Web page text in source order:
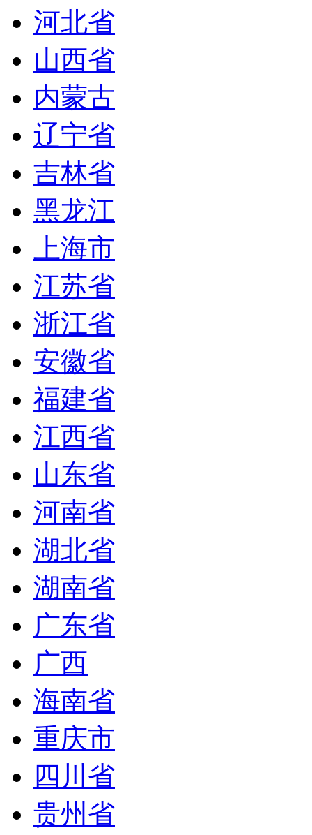
河北省
山西省
内蒙古
辽宁省
吉林省
黑龙江
上海市
江苏省
浙江省
安徽省
福建省
江西省
山东省
河南省
湖北省
湖南省
广东省
广西
海南省
重庆市
四川省
贵州省